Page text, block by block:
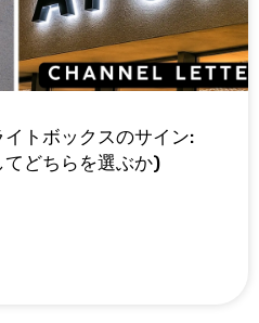
トボックスのサイン:
どちらを選ぶか)